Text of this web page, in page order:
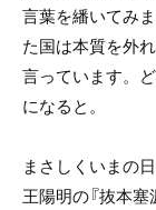
言葉を繙いてみ
た国は本質を外
言っています。
になると。
まさしくいまの
王陽明の『抜本